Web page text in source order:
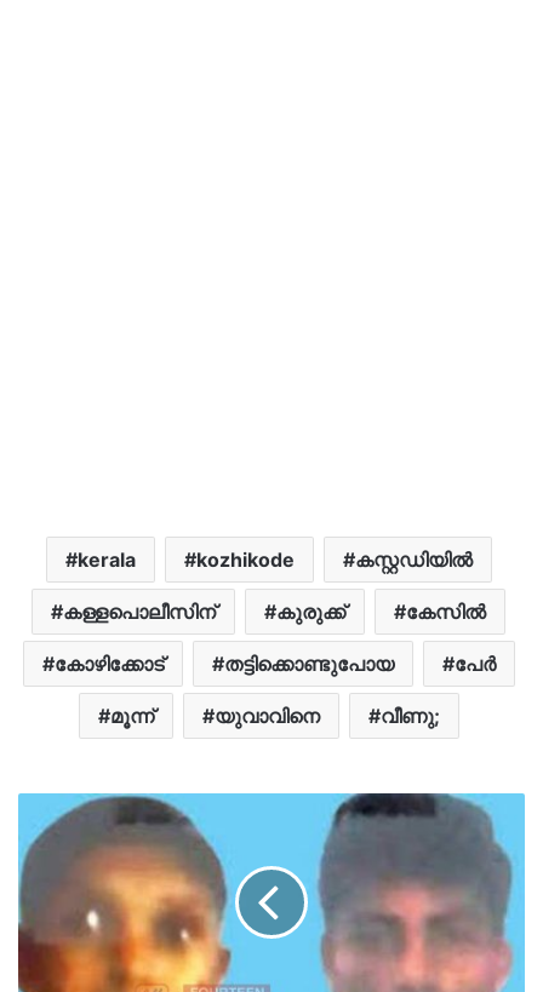
kerala kozhikode കസ്റ്റഡിയിൽ
കള്ളപൊലീസിന് കുരുക്ക് കേസിൽ
കോഴിക്കോട് തട്ടിക്കൊണ്ടുപോയ പേർ
മൂന്ന് യുവാവിനെ വീണു;